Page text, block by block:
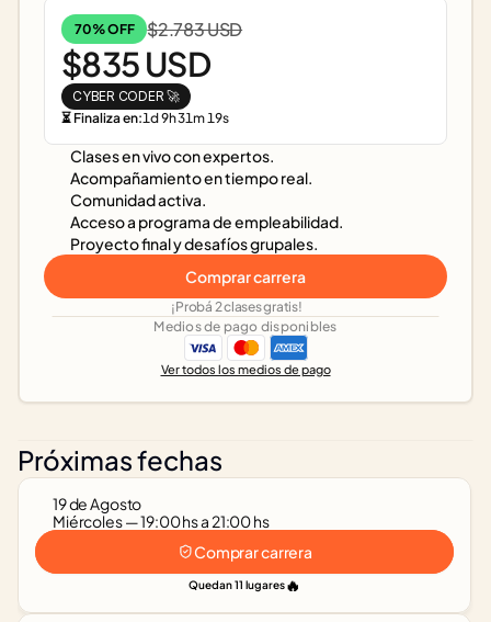
Clases en vivo con expertos.
Acompañamiento en tiempo real.
Comunidad activa.
Acceso a programa de empleabilidad.
Proyecto final y desafíos grupales.
Comprar carrera
70% OFF $2.783 USD
$835 USD
CYBER CODER 🚀
⏳ Finaliza en:1d9h31m19s
¡Probá 2 clases gratis!
Medios de pago disponibles
Ver todos los medios de pago
Próximas fechas
19 de Agosto
Miércoles — 19:00 hs a 21:00 hs
Quedan 11 lugares🔥
Comprar carrera